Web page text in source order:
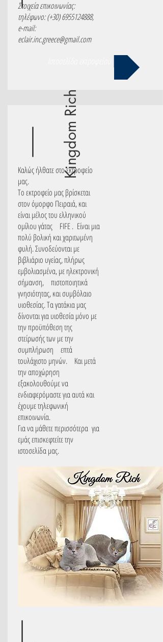
Στοιχεία επικοινωνίας:
τηλέφωνο: (+30)6955124888,
e-mail:
eclair.inc.greece@gmail.com
Kingdom Rich
Kαλώς ήλθατε στο εκτροφείο
μας.
Το εκτροφείο μας βρίσκεται
στον όμορφο Πειραιά, και
είναι μέλος του ελληνικού
ομίλου γάτας FIFE . Είναι μια
πολύ βολική και χαριτωμένη
φυλή. Συνοδεύονται με
βιβλιάριο υγείας, πλήρως
εμβολιασμένα, με ηλεκτρονική
σήμανση, πιστοποιητικά
γνησιότητας, και συμβόλαιο
υιοθεσίας. Τα γατάκια μας
δίνονται για υιοθεσία μόνο με
την προϋπόθεση της
στείρωσής των με την
συμπλήρωση επτά
τουλάχιστο μηνών. Και μετά
την αποχώρηση
εξακολουθούμε να
ενδιαφερόμαστε για αυτά και
έχουμε τηλεφωνική
επικοινωνία.
Για να μάθετε περισσότερα για
εμάς επισκεφτείτε την
ιστοσελίδα μας.